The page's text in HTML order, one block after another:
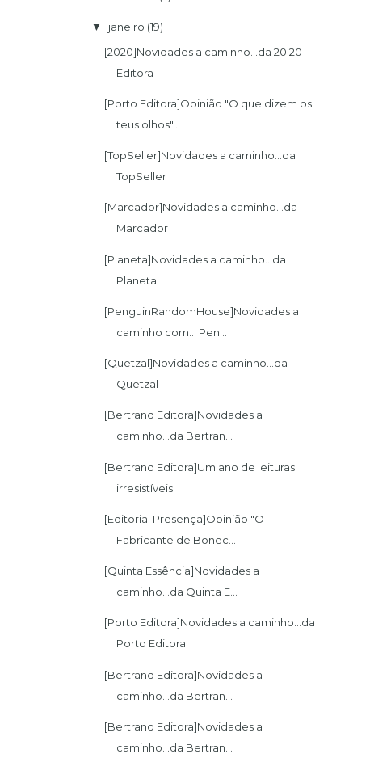
▼ janeiro (19)
[2020]Novidades a caminho...da 20|20
Editora
[Porto Editora]Opinião "O que dizem os
teus olhos"...
[TopSeller]Novidades a caminho...da
TopSeller
[Marcador]Novidades a caminho...da
Marcador
[Planeta]Novidades a caminho...da
Planeta
[PenguinRandomHouse]Novidades a
caminho com... Pen...
[Quetzal]Novidades a caminho...da
Quetzal
[Bertrand Editora]Novidades a
caminho...da Bertran...
[Bertrand Editora]Um ano de leituras
irresistíveis
[Editorial Presença]Opinião "O
Fabricante de Bonec...
[Quinta Essência]Novidades a
caminho...da Quinta E...
[Porto Editora]Novidades a caminho...da
Porto Editora
[Bertrand Editora]Novidades a
caminho...da Bertran...
[Bertrand Editora]Novidades a
caminho...da Bertran...